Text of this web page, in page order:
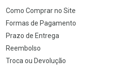
Como Comprar no Site
Formas de Pagamento
Prazo de Entrega
Reembolso
Troca ou Devolução